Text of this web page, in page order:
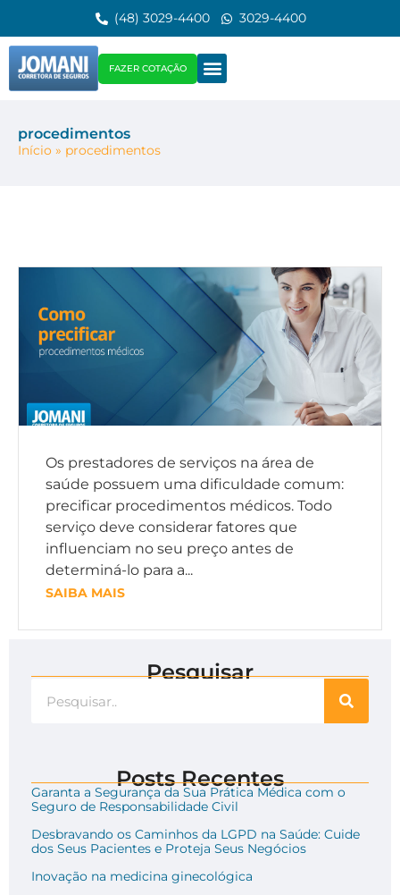
(48) 3029-4400 3029-4400
FAZER COTAÇÃO
procedimentos
Início » procedimentos
Os prestadores de serviços na área de
saúde possuem uma dificuldade comum:
precificar procedimentos médicos. Todo
serviço deve considerar fatores que
influenciam no seu preço antes de
determiná-lo para a...
SAIBA MAIS
Pesquisar
Posts Recentes
Garanta a Segurança da Sua Prática Médica com o
Seguro de Responsabilidade Civil
Desbravando os Caminhos da LGPD na Saúde: Cuide
dos Seus Pacientes e Proteja Seus Negócios
Inovação na medicina ginecológica